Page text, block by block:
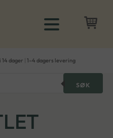
dager 1–4 dagers levering
SØK